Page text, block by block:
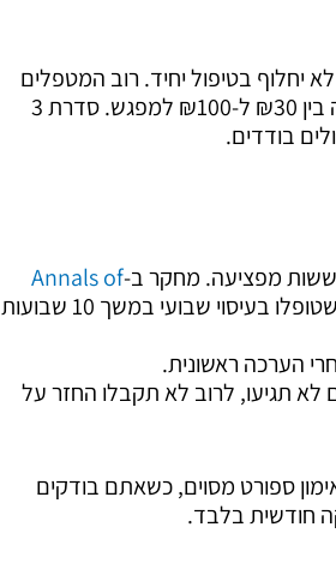
יחלוף בטיפול יחיד. רוב המטפלים
מציעים מבצע סדרה של 3 או 5 טיפולים מראש, וההנחה נעה בין ₪30 ל-₪100 למפגש. סדרת 3
Annals of
מצא שמטופלי כאב גב תחתון שטופלו בעיסוי שבועי במשך 10 שבועות
הערכה ראשונית.
תגיעו, לרוב לא תקבלו החזר על
ספורט מסוים, כשאתם בודקים
חודשית בלבד.